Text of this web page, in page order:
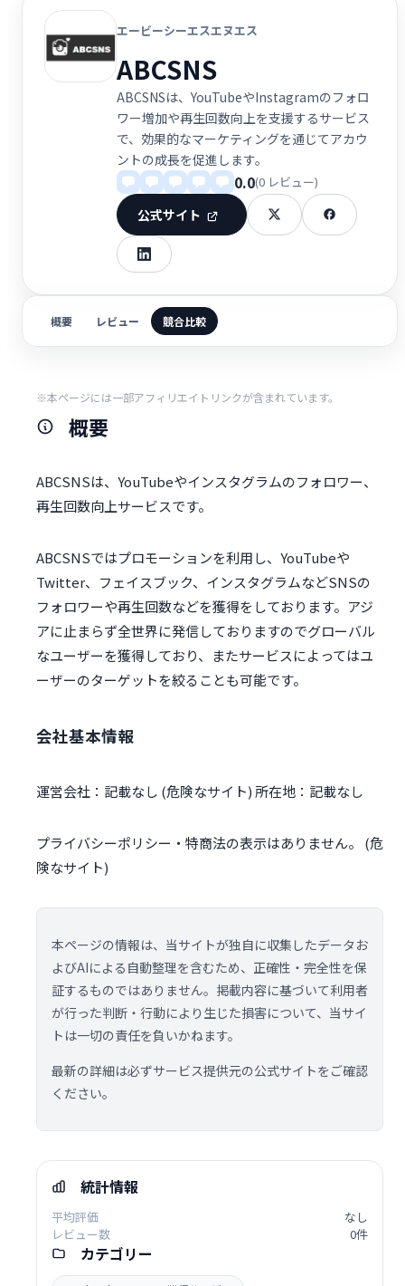
エービーシーエスエヌエス
ABCSNS
ABCSNSは、YouTubeやInstagramのフォロ
ワー増加や再生回数向上を支援するサービス
で、効果的なマーケティングを通じてアカウ
ントの成長を促進します。
0.0(0 レビュー)
公式サイト
概要 レビュー 競合比較
※本ページには一部アフィリエイトリンクが含まれています。
概要
ABCSNSは、YouTubeやインスタグラムのフォロワー、
再生回数向上サービスです。
ABCSNSではプロモーションを利用し、YouTubeや
Twitter、フェイスブック、インスタグラムなどSNSの
フォロワーや再生回数などを獲得をしております。アジ
アに止まらず全世界に発信しておりますのでグローバル
なユーザーを獲得しており、またサービスによってはユ
ーザーのターゲットを絞ることも可能です。
会社基本情報
運営会社：記載なし (危険なサイト) 所在地：記載なし
プライバシーポリシー・特商法の表示はありません。 (危
険なサイト)
本ページの情報は、当サイトが独自に収集したデータお
よびAIによる自動整理を含むため、正確性・完全性を保
証するものではありません。掲載内容に基づいて利用者
が行った判断・行動により生じた損害について、当サイ
トは一切の責任を負いかねます。
最新の詳細は必ずサービス提供元の公式サイトをご確認
ください。
統計情報
平均評価
なし
レビュー数
0件
カテゴリー